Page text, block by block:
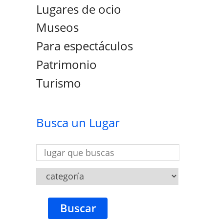
Lugares de ocio
Museos
Para espectáculos
Patrimonio
Turismo
Busca un Lugar
Buscar